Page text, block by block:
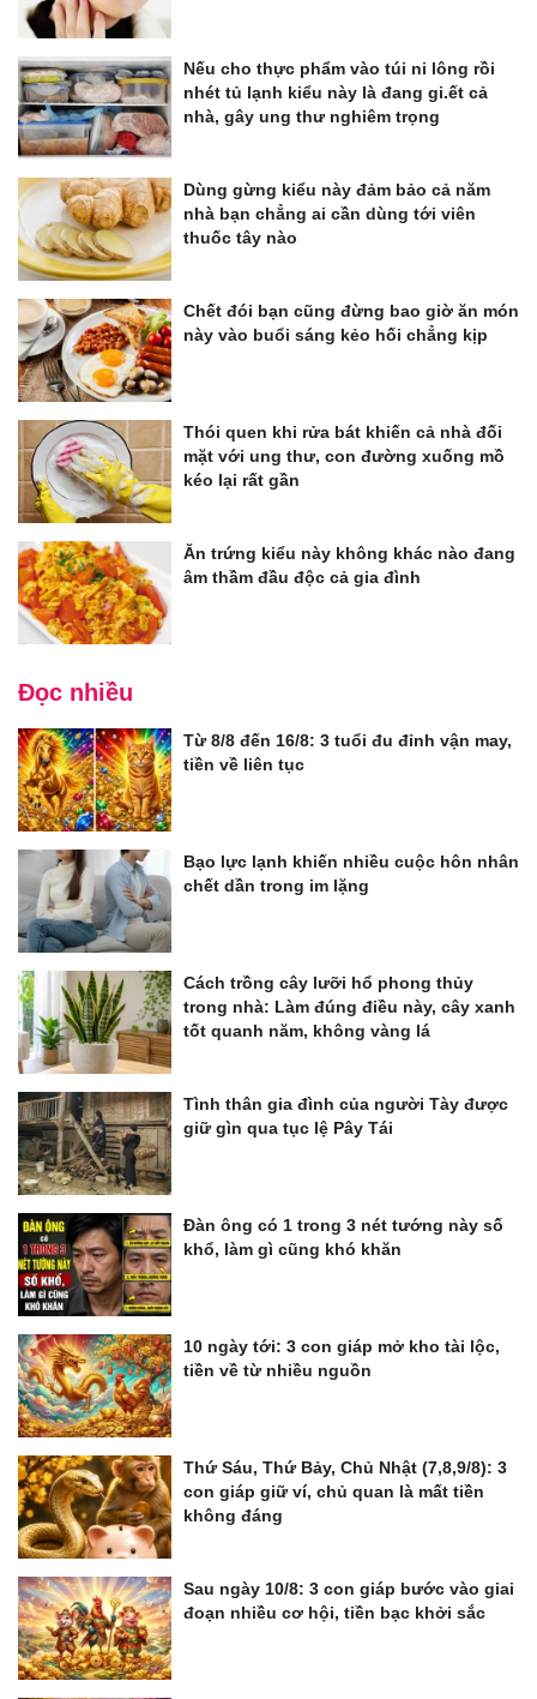
Nếu cho thực phẩm vào túi ni lông rồi
nhét tủ lạnh kiểu này là đang gi.ết cả
nhà, gây ung thư nghiêm trọng
Dùng gừng kiểu này đảm bảo cả năm
nhà bạn chẳng ai cần dùng tới viên
thuốc tây nào
Chết đói bạn cũng đừng bao giờ ăn món
này vào buổi sáng kẻo hối chẳng kịp
Thói quen khi rửa bát khiến cả nhà đối
mặt với ung thư, con đường xuống mồ
kéo lại rất gần
Ăn trứng kiểu này không khác nào đang
âm thầm đầu độc cả gia đình
Đọc nhiều
Từ 8/8 đến 16/8: 3 tuổi đu đỉnh vận may,
tiền về liên tục
Bạo lực lạnh khiến nhiều cuộc hôn nhân
chết dần trong im lặng
Cách trồng cây lưỡi hổ phong thủy
trong nhà: Làm đúng điều này, cây xanh
tốt quanh năm, không vàng lá
Tình thân gia đình của người Tày được
giữ gìn qua tục lệ Pây Tái
Đàn ông có 1 trong 3 nét tướng này số
khổ, làm gì cũng khó khăn
10 ngày tới: 3 con giáp mở kho tài lộc,
tiền về từ nhiều nguồn
Thứ Sáu, Thứ Bảy, Chủ Nhật (7,8,9/8): 3
con giáp giữ ví, chủ quan là mất tiền
không đáng
Sau ngày 10/8: 3 con giáp bước vào giai
đoạn nhiều cơ hội, tiền bạc khởi sắc